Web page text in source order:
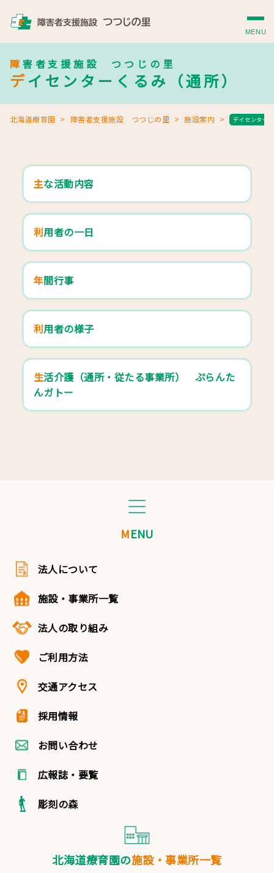
MENU
障害者支援施設 つつじの里
デイセンターくるみ（通所）
北海道療育園 障害者支援施設 つつじの里 施設案内 デイセンター
主な活動内容
利用者の一日
年間行事
利用者の様子
生活介護（通所・従たる事業所） ぷらんた
んガトー
MENU
法人について
施設・事業所一覧
法人の取り組み
ご利用方法
交通アクセス
採用情報
お問い合わせ
広報誌・要覧
彫刻の森
北海道療育園の施設・事業所一覧